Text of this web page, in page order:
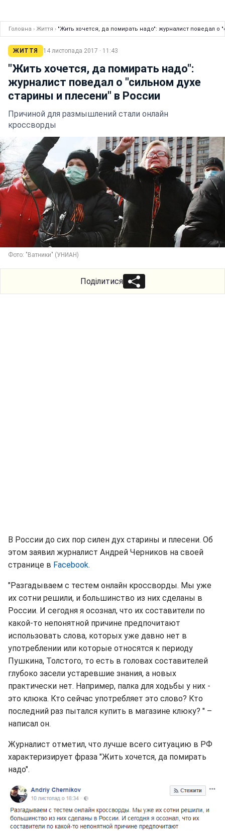
Головна › Життя › "Жить хочется, да помирать надо": журналист поведал о
ЖИТТЯ 14 листопада 2017 · 11:43
"Жить хочется, да помирать надо":
журналист поведал о "сильном духе
старины и плесени" в России
Причиной для размышлений стали онлайн
кроссворды
Фото: "Ватники" (УНИАН)
Поділитися
В России до сих пор силен дух старины и плесени. Об
этом заявил журналист Андрей Черников на своей
странице в Facebook.
"Разгадываем с тестем онлайн кроссворды. Мы уже
их сотни решили, и большинство из них сделаны в
России. И сегодня я осознал, что их составители по
какой-то непонятной причине предпочитают
использовать слова, которых уже давно нет в
употреблении или которые относятся к периоду
Пушкина, Толстого, то есть в головах составителей
глубоко засели устаревшие знания, а новых
практически нет. Например, палка для ходьбы у них -
это клюка. Кто сейчас употребляет это слово? Кто
последний раз пытался купить в магазине клюку? " –
написал он.
Журналист отметил, что лучше всего ситуацию в РФ
характеризирует фраза "Жить хочется, да помирать
надо".